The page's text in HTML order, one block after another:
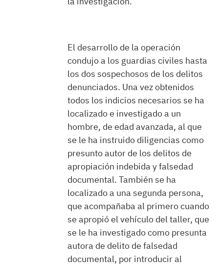
El desarrollo de la operación
condujo a los guardias civiles hasta
los dos sospechosos de los delitos
denunciados. Una vez obtenidos
todos los indicios necesarios se ha
localizado e investigado a un
hombre, de edad avanzada, al que
se le ha instruido diligencias como
presunto autor de los delitos de
apropiación indebida y falsedad
documental. También se ha
localizado a una segunda persona,
que acompañaba al primero cuando
se apropió el vehículo del taller, que
se le ha investigado como presunta
autora de delito de falsedad
documental, por introducir al